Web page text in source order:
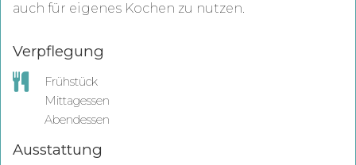
auch für eigenes Kochen zu nutzen.
Verpflegung
Frühstück
Mittagessen
Abendessen
Ausstattung